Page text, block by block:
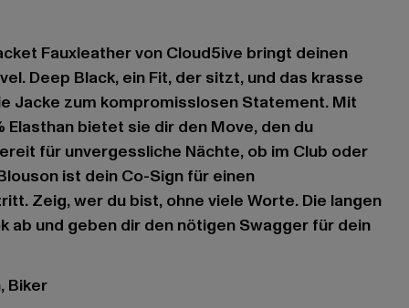
Fauxleather von Cloud5ive bringt deinen
Deep Black, ein Fit, der sitzt, und das krasse
Jacke zum kompromisslosen Statement. Mit
Elasthan bietet sie dir den Move, den du
für unvergessliche Nächte, ob im Club oder
ist dein Co-Sign für einen
Zeig, wer du bist, ohne viele Worte. Die langen
ab und geben dir den nötigen Swagger für dein
Biker